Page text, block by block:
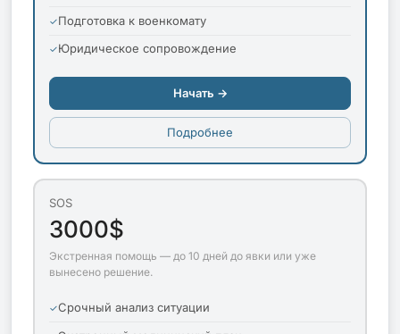
Подготовка к военкомату
Юридическое сопровождение
Начать →
Подробнее
SOS
3000$
Экстренная помощь — до 10 дней до явки или уже
вынесено решение.
Срочный анализ ситуации